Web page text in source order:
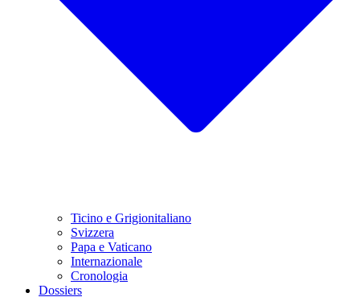
Ticino e Grigionitaliano
Svizzera
Papa e Vaticano
Internazionale
Cronologia
Dossiers